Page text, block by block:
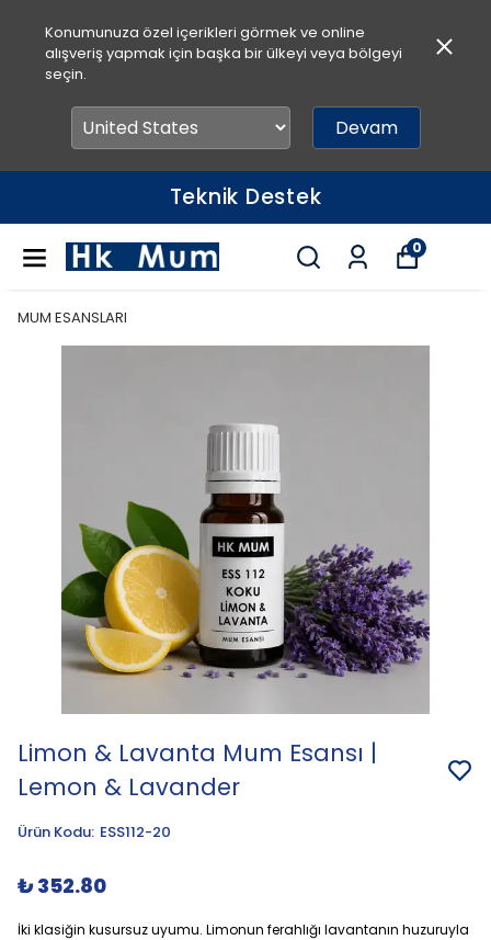
Konumunuza özel içerikleri görmek ve online
alışveriş yapmak için başka bir ülkeyi veya bölgeyi
seçin.
Devam
Teknik Destek
0
MUM ESANSLARI
Limon & Lavanta Mum Esansı |
Lemon & Lavander
Ürün Kodu: ESS112-20
₺ 352.80
İki klasiğin kusursuz uyumu. Limonun ferahlığı lavantanın huzuruyla